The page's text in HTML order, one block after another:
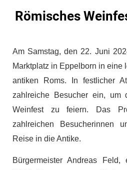
Römisches
Am Samstag, den 22. Juni
Marktplatz in Eppelborn in eine
antiken Roms. In festlicher
zahlreiche Besucher ein, um
Weinfest zu feiern. Das
zahlreichen Besucherinnen
Reise in die Antike.
Bürgermeister Andreas